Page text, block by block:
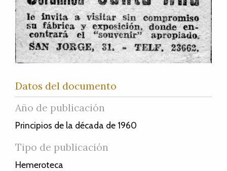
Datos del documento
Año de publicación
Principios de la década de 1960
Tipo de publicación
Hemeroteca